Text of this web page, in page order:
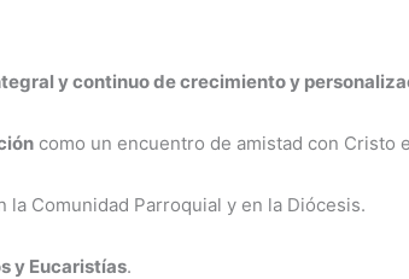
y continuo de crecimiento y
como un encuentro de amistad con Cristo
la Comunidad Parroquial y en la Diócesis.
y Eucaristías.